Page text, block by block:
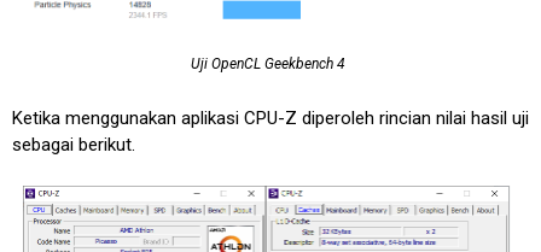
Uji OpenCL Geekbench 4
Ketika menggunakan aplikasi CPU-Z diperoleh rincian nilai hasil uji
sebagai berikut.